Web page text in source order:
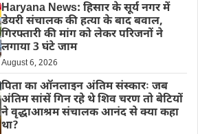
Haryana News: हिसार के सूर्य नगर में
डेयरी संचालक की हत्या के बाद बवाल,
गिरफ्तारी की मांग को लेकर परिजनों ने
लगाया 3 घंटे जाम
August 6, 2026
पिता का ऑनलाइन अंतिम संस्कारः जब
अंतिम सांसें गिन रहे थे शिव चरण तो बेटियों
ने वृद्धाआश्रम संचालक आनंद से क्या कहा
था?